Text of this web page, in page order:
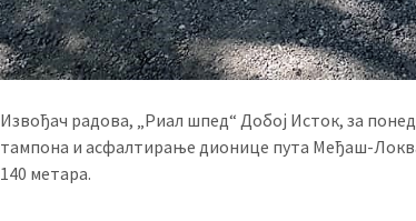
Извођач радова, „Риал шпед“ Добој Исток, за
тампона и асфалтирање дионице пута Међаш-
140 метара.